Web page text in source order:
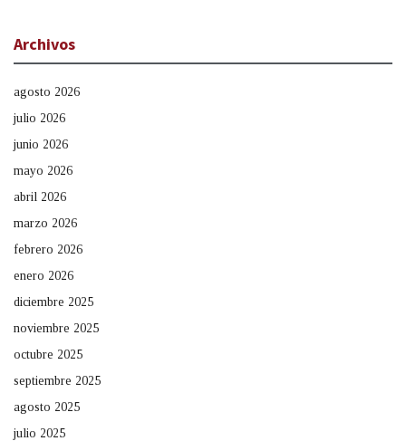
Archivos
agosto 2026
julio 2026
junio 2026
mayo 2026
abril 2026
marzo 2026
febrero 2026
enero 2026
diciembre 2025
noviembre 2025
octubre 2025
septiembre 2025
agosto 2025
julio 2025